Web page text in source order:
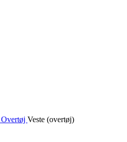
Overtøj Veste (overtøj)